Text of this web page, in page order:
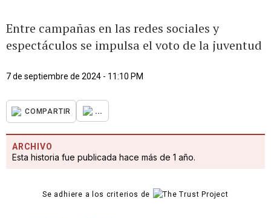
Entre campañas en las redes sociales y
espectáculos se impulsa el voto de la juventud
7 de septiembre de 2024 - 11:10 PM
COMPARTIR ...
ARCHIVO
Esta historia fue publicada hace más de 1 año.
Se adhiere a los criterios de